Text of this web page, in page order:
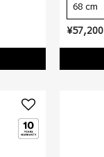
¥57,200
68 cm